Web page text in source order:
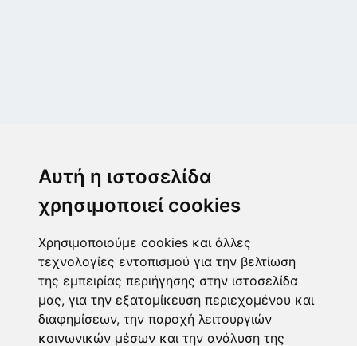
Αυτή η ιστοσελίδα
χρησιμοποιεί cookies
Χρησιμοποιούμε cookies και άλλες
τεχνολογίες εντοπισμού για την βελτίωση
της εμπειρίας περιήγησης στην ιστοσελίδα
μας, για την εξατομίκευση περιεχομένου και
διαφημίσεων, την παροχή λειτουργιών
κοινωνικών μέσων και την ανάλυση της
2102843411
6932215191
info@paulis.gr
Ωράριο καταστήματος
Ασφαλές περιβάλλον πληρωμών